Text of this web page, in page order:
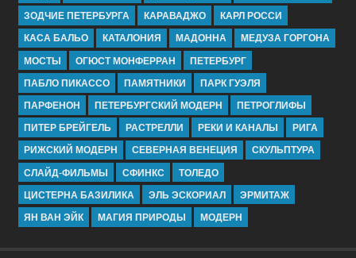
ЗОДЧИЕ ПЕТЕРБУРГА
КАРАВАДЖО
КАРЛ РОССИ
КАСА БАЛЬО
КАТАЛОНИЯ МАДОННА
МЕДУЗА ГОРГОНА
МОСТЫ
ОГЮСТ МОНФЕРРАН
ПЕТЕРБУРГ
ПАБЛО ПИКАССО
ПАМЯТНИКИ
ПАРК ГУЭЛЯ
ПАРФЕНОН
ПЕТЕРБУРГСКИЙ МОДЕРН
ПЕТРОГЛИФЫ
ПИТЕР БРЕЙГЕЛЬ
РАСТРЕЛЛИ РЕКИ И КАНАЛЫ
РИГА
РИЖСКИЙ МОДЕРН
СЕВЕРНАЯ ВЕНЕЦИЯ
СКУЛЬПТУРА
СЛАЙД-ФИЛЬМЫ
СФИНКС
ТОЛЕДО
ЦИСТЕРНА БАЗИЛИКА
ЭЛЬ ЭСКОРИАЛ
ЭРМИТАЖ
ЯН ВАН ЭЙК
МАГИЯ ПРИРОДЫ МОДЕРН